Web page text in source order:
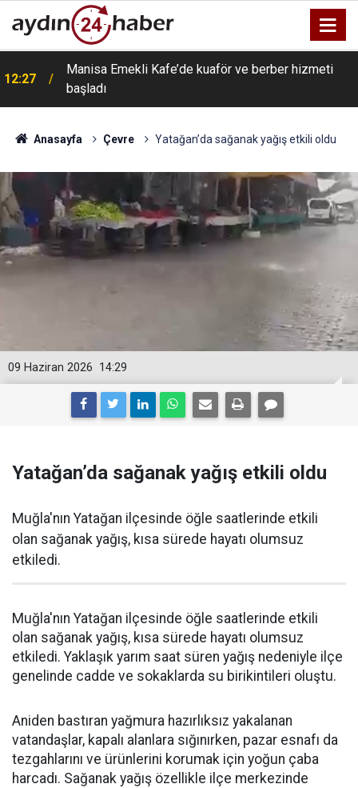
12:27
Manisa Emekli Kafe’de kuaför ve berber hizmeti
başladı
Anasayfa Çevre Yatağan’da sağanak yağış etkili oldu
14:29
09 Haziran 2026
Yatağan’da sağanak yağış etkili oldu
Muğla'nın Yatağan ilçesinde öğle saatlerinde etkili
olan sağanak yağış, kısa sürede hayatı olumsuz
etkiledi.
Muğla'nın Yatağan ilçesinde öğle saatlerinde etkili
olan sağanak yağış, kısa sürede hayatı olumsuz
etkiledi. Yaklaşık yarım saat süren yağış nedeniyle ilçe
genelinde cadde ve sokaklarda su birikintileri oluştu.
Aniden bastıran yağmura hazırlıksız yakalanan
vatandaşlar, kapalı alanlara sığınırken, pazar esnafı da
tezgahlarını ve ürünlerini korumak için yoğun çaba
harcadı. Sağanak yağış özellikle ilçe merkezinde